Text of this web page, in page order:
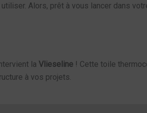
Alors, prêt à vous lancer dans
la Vlieseline ! Cette toile
à vos projets.